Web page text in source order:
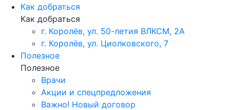
Как добраться
Как добраться
г. Королёв, ул. 50-летия ВЛКСМ, 2А
г. Королёв, ул. Циолковского, 7
Полезное
Полезное
Врачи
Акции и спецпредложения
Важно! Новый договор